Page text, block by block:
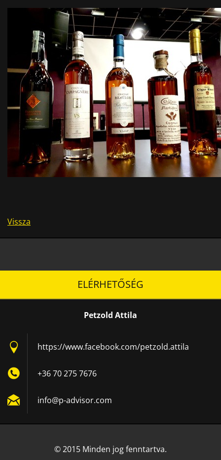
Vissza
ELÉRHETŐSÉG
Petzold Attila
https://www.facebook.com/petzold.attila
+36 70 275 7676
info@p-advisor.com
© 2015 Minden jog fenntartva.